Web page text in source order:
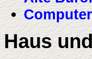
Haus